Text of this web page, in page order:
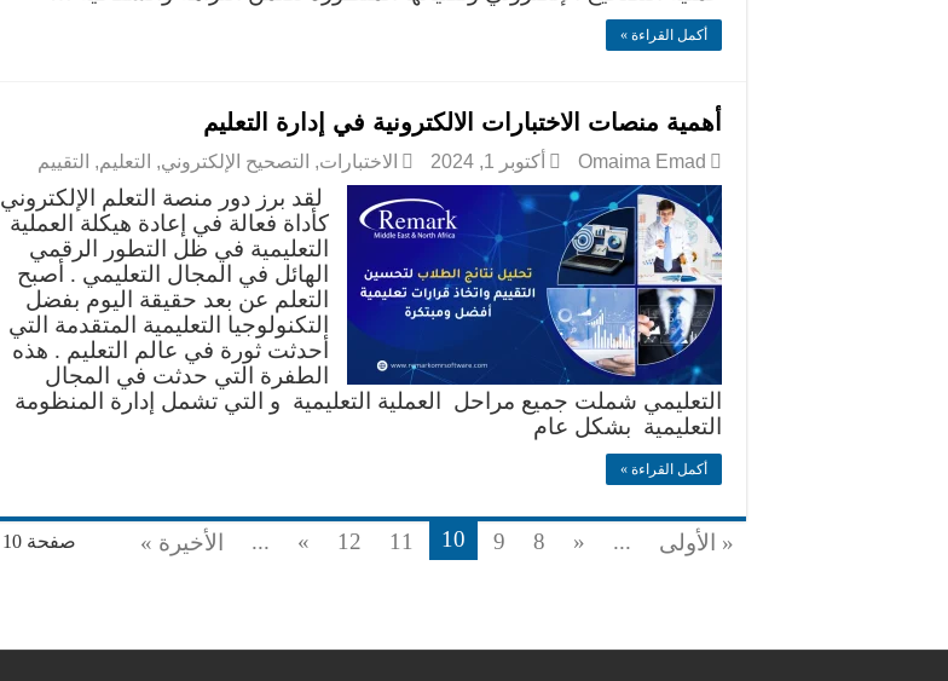
أكمل القراءة »
أهمية منصات الاختبارات الالكترونية في إدارة التعليم
Omaima Emad أكتوبر 1, 2024 الاختبارات, التصحيح الإلكتروني, التعليم, التقييم
لقد برز دور منصة التعلم الإلكتروني
كأداة فعالة في إعادة هيكلة العملية
التعليمية في ظل التطور الرقمي
الهائل في المجال التعليمي . أصبح
التعلم عن بعد حقيقة اليوم بفضل
التكنولوجيا التعليمية المتقدمة التي
أحدثت ثورة في عالم التعليم . هذه
الطفرة التي حدثت في المجال
التعليمي شملت جميع مراحل العملية التعليمية و التي تشمل إدارة المنظومة
التعليمية بشكل عام
أكمل القراءة »
صفحة 10 من 19 « الأولى ...
«
8
9
10
11
12
»
... الأخيرة »